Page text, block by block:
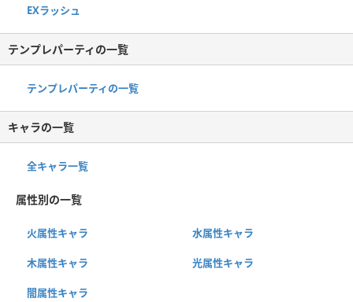
EXラッシュ
テンプレパーティの一覧
テンプレパーティの一覧
キャラの一覧
全キャラ一覧
属性別の一覧
火属性キャラ 水属性キャラ
木属性キャラ 光属性キャラ
闇属性キャラ